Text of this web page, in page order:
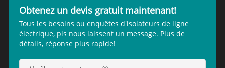
Obtenez un devis gratuit maintenant!
Tous les besoins ou enquêtes d'isolateurs de ligne
électrique, pls nous laissent un message. Plus de
détails, réponse plus rapide!